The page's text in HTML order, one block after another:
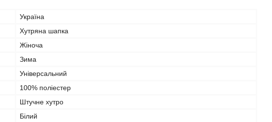
Україна
Хутряна шапка
Жіноча
Зима
Універсальний
100% поліестер
Штучне хутро
Білий